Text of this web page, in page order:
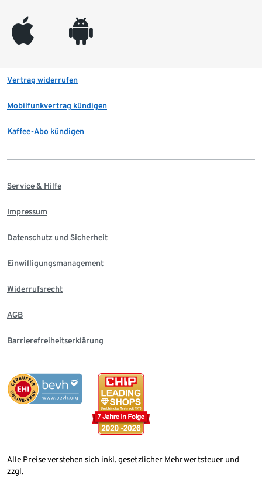
appleinc android
Vertrag widerrufen
Mobilfunkvertrag kündigen
Kaffee-Abo kündigen
Service & Hilfe
Impressum
Datenschutz und Sicherheit
Einwilligungsmanagement
Widerrufsrecht
AGB
Barrierefreiheitserklärung
Alle Preise verstehen sich inkl. gesetzlicher Mehrwertsteuer und
zzgl.